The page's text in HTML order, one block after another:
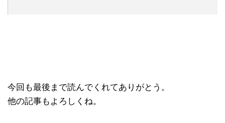
今回も最後まで読んでくれてありがとう。
他の記事もよろしくね。